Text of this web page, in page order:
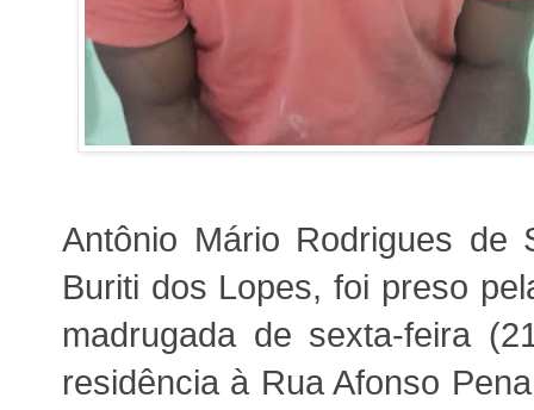
Antônio Mário Rodrigues de
Buriti dos Lopes, foi preso
madrugada de sexta-feira
residência à Rua Afonso